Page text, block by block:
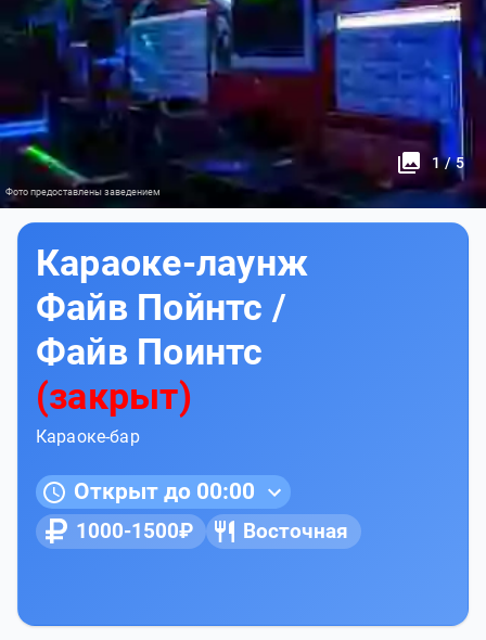
1 / 5
Фото предоставлены заведением
Караоке-лаунж
Файв Пойнтс /
Файв Поинтс
(закрыт)
Караоке-бар
Открыт до 00:00
1000-1500₽ Восточная